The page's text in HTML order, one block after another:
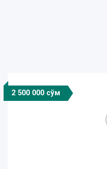
2 500 000 сўм